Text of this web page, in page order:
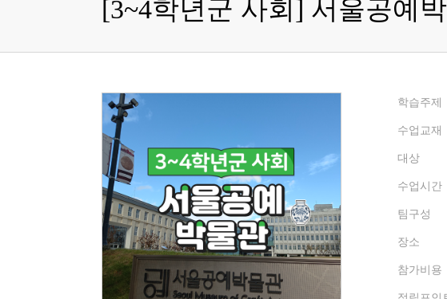
유초이음 체험
체험 캘린더
현장 체험
[3~4학년군 사회] 서울공예
학습주제
수업교재
대상
수업시간
팀구성
장소
참가비용